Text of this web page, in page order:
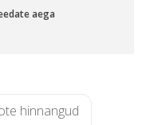
aega
hinnangud